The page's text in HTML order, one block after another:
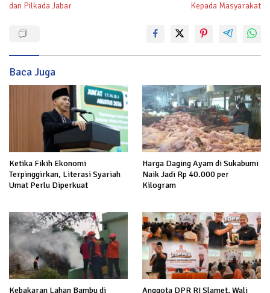
dan Pilkada Jabar
Kepada Masyarakat
Baca Juga
Ketika Fikih Ekonomi
Terpinggirkan, Literasi Syariah
Umat Perlu Diperkuat
Harga Daging Ayam di Sukabumi
Naik Jadi Rp 40.000 per
Kilogram
Kebakaran Lahan Bambu di Anggota DPR RI Slamet, Wali